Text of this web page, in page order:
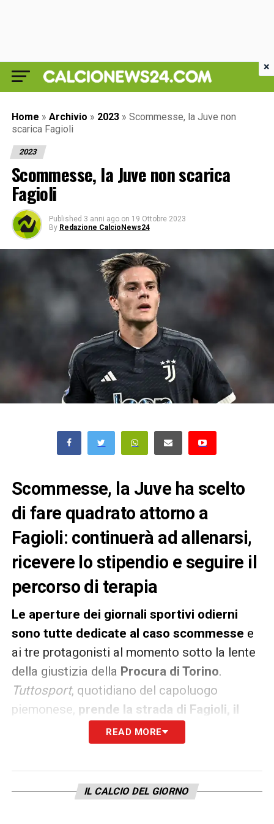
Home » Archivio » 2023 » Scommesse, la Juve non
scarica Fagioli
2023
Scommesse, la Juve non scarica
Fagioli
Published 3 anni ago on 19 Ottobre 2023
By Redazione CalcioNews24
Scommesse, la Juve ha scelto
di fare quadrato attorno a
Fagioli: continuerà ad allenarsi,
ricevere lo stipendio e seguire il
percorso di terapia
Le aperture dei giornali sportivi odierni
sono tutte dedicate al caso scommesse e
ai tre protagonisti al momento sotto la lente
della giustizia della Procura di Torino.
Tuttosport, quotidiano del capoluogo
piemonese, prende la strada di Fagioli, il
primo ad essere indagato, il primo ad aver
patteggiato e il primo ad aver ricevuto la
ha deciso di non mollare il calciatore
che ieri si è allenato alla Continassa.
READ MORE
IL CALCIO DEL GIORNO
×